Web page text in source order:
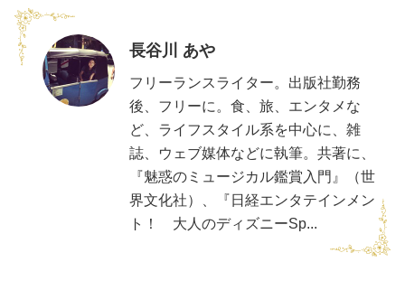
長谷川 あや
フリーランスライター。出版社勤務
後、フリーに。食、旅、エンタメな
ど、ライフスタイル系を中心に、雑
誌、ウェブ媒体などに執筆。共著に、
『魅惑のミュージカル鑑賞入門』（世
界文化社）、『日経エンタテインメン
ト！ 大人のディズニーSp...